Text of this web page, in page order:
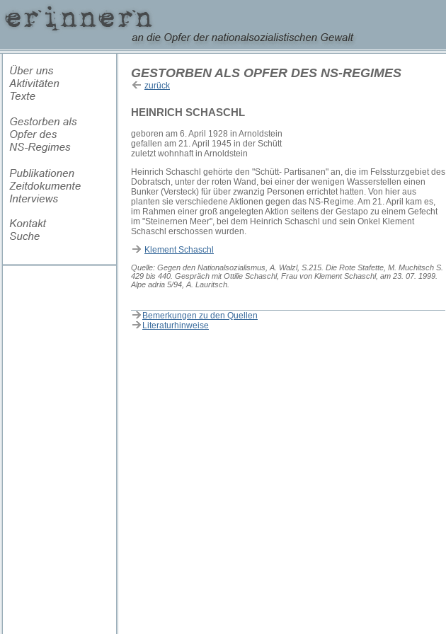
GESTORBEN ALS OPFER DES NS-REGIMES
zurück
HEINRICH SCHASCHL
geboren am 6. April 1928 in Arnoldstein
gefallen am 21. April 1945 in der Schütt
zuletzt wohnhaft in Arnoldstein
Heinrich Schaschl gehörte den "Schütt- Partisanen" an, die im Felssturzgebiet des
Dobratsch, unter der roten Wand, bei einer der wenigen Wasserstellen einen
Bunker (Versteck) für über zwanzig Personen errichtet hatten. Von hier aus
planten sie verschiedene Aktionen gegen das NS-Regime. Am 21. April kam es,
im Rahmen einer groß angelegten Aktion seitens der Gestapo zu einem Gefecht
im "Steinernen Meer", bei dem Heinrich Schaschl und sein Onkel Klement
Schaschl erschossen wurden.
Klement Schaschl
Quelle: Gegen den Nationalsozialismus, A. Walzl, S.215. Die Rote Stafette, M. Muchitsch S.
429 bis 440. Gespräch mit Ottilie Schaschl, Frau von Klement Schaschl, am 23. 07. 1999.
Alpe adria 5/94, A. Lauritsch.
Bemerkungen zu den Quellen
Literaturhinweise